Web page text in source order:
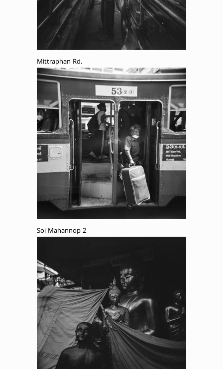
Mittraphan Rd.
Soi Mahannop 2